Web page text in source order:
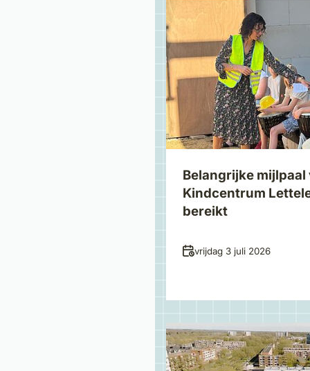
Belangrijke mijlpaal
Kindcentrum
bereikt
Datum
vrijdag 3 juli 2026